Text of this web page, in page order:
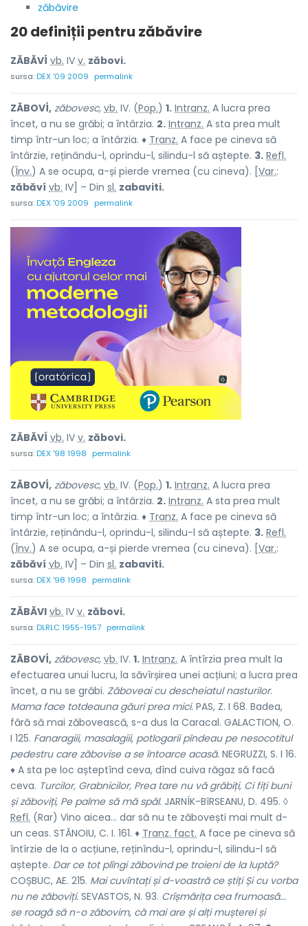
zăbăvire
20 definiții pentru zăbăvire
ZĂBĂVÍ vb. IV v. zăbovi.
sursa:DEX '09 2009 permalink
ZĂBOVÍ, zăbovesc, vb. IV. (Pop.) 1. Intranz. A lucra prea
încet, a nu se grăbi; a întârzia. 2. Intranz. A sta prea mult
timp într-un loc; a întârzia. ♦ Tranz. A face pe cineva să
întârzie, reținându-l, oprindu-l, silindu-l să aștepte. 3. Refl.
(Înv.) A se ocupa, a-și pierde vremea (cu cineva). [ Var.:
zăbăví vb. IV] – Din sl. zabaviti.
sursa:DEX '09 2009 permalink
ZĂBĂVÍ vb. IV v. zăbovi.
sursa:DEX '98 1998 permalink
ZĂBOVÍ, zăbovesc, vb. IV. (Pop.) 1. Intranz. A lucra prea
încet, a nu se grăbi; a întârzia. 2. Intranz. A sta prea mult
timp într-un loc; a întârzia. ♦ Tranz. A face pe cineva să
întârzie, reținându-l, oprindu-l, silindu-l să aștepte. 3. Refl.
(Înv.) A se ocupa, a-și pierde vremea (cu cineva). [ Var.:
zăbăví vb. IV] – Din sl. zabaviti.
sursa:DEX '98 1998 permalink
ZĂBĂVI vb. IV v. zăbovi.
sursa:DLRLC 1955-1957 permalink
ZĂBOVÍ, zăbovesc, vb. IV. 1. Intranz. A întîrzia prea mult la
efectuarea unui lucru, la săvîrșirea unei acțiuni; a lucra prea
încet, a nu se grăbi. Zăboveai cu descheiatul nasturilor.
Mama face totdeauna găuri prea mici. PAS, Z. I 68. Badea,
fără să mai zăbovească, s-a dus la Caracal. GALACTION, O.
I 125. Fanaragiii, masalagiii, potlogarii pîndeau pe nesocotitul
pedestru care zăbovise a se întoarce acasă. NEGRUZZI, S. I 16.
♦ A sta pe loc așteptînd ceva, dînd cuiva răgaz să facă
ceva. Turcilor, Grabnicilor, Prea tare nu vă grăbiți, Ci fiți buni
și zăboviți, Pe palme să mă spăl. JARNÍK-BîRSEANU, D. 495. ◊
Refl. (Rar) Vino aicea... dar să nu te zăbovești mai mult d-
un ceas. STĂNOIU, C. I. 161. ♦ Tranz. fact. A face pe cineva să
întîrzie de la o acțiune, reținîndu-l, oprindu-l, silindu-l să
aștepte. Dar ce tot plîngi zăbovind pe troieni de la luptă?
COȘBUC, AE. 215. Mai cuvîntați și d-voastră ce știți Și cu vorba
nu ne zăboviți. SEVASTOS, N. 93. Crîșmărița cea frumoasă...
se roagă să n-o zăbovim, că mai are și alți mușterei și